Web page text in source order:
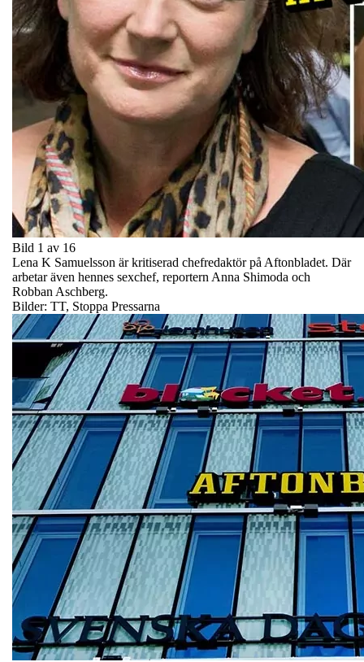
Bild 1 av 16
Lena K Samuelsson är kritiserad chefredaktör på Aftonbladet. Där
arbetar även hennes sexchef, reportern Anna Shimoda och
Robban Aschberg.
Bilder: TT, Stoppa Pressarna